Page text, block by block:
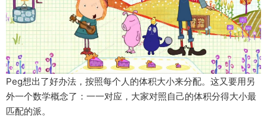
Peg想出了好办法，按照每个人的体积大小来分配。这又要用另
外一个数学概念了：一一对应，大家对照自己的体积分得大小最
匹配的派。